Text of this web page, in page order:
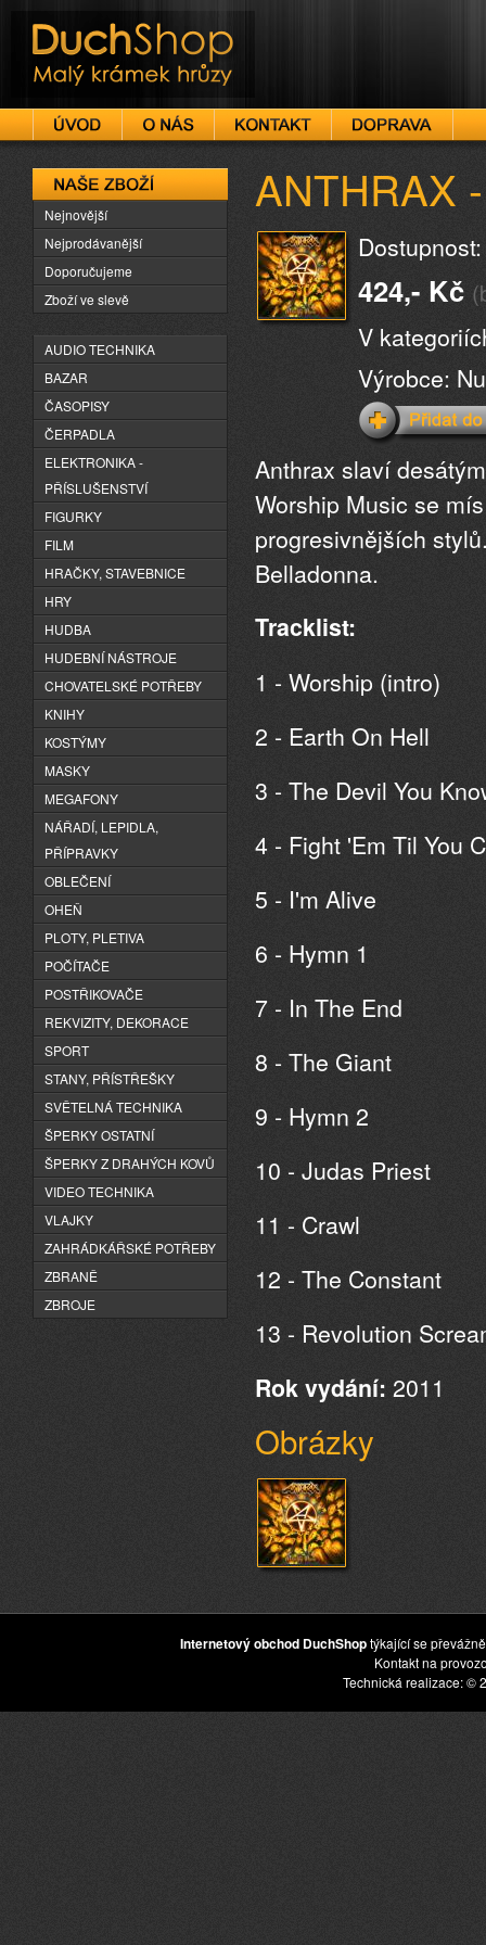
DuchShop
ANTHRAX
424,- Kč
V
Výrobce:
Anthrax slaví
Worship Music se
progresivnějších
Belladonna.
Tracklist:
1 - Worship (intro)
2 - Earth On Hell
3 - The Devil You
4 - Fight 'Em Til You
5 - I'm Alive
6 - Hymn 1
7 - In The End
8 - The Giant
9 - Hymn 2
10 - Judas Priest
11 - Crawl
12 - The Constant
13 - Revolution
Rok vydání: 2011
Obrázky
Naše zboží
Nejnovější
Nejprodávanější
Doporučujeme
Zboží ve slevě
AUDIO TECHNIKA
BAZAR
ČASOPISY
ČERPADLA
ELEKTRONIKA -
PŘÍSLUŠENSTVÍ
FIGURKY
FILM
HRAČKY, STAVEBNICE
HRY
HUDBA
HUDEBNÍ NÁSTROJE
CHOVATELSKÉ POTŘEBY
KNIHY
KOSTÝMY
MASKY
MEGAFONY
NÁŘADÍ, LEPIDLA,
PŘÍPRAVKY
OBLEČENÍ
OHEŇ
PLOTY, PLETIVA
POČÍTAČE
POSTŘIKOVAČE
REKVIZITY, DEKORACE
SPORT
STANY, PŘÍSTŘEŠKY
SVĚTELNÁ TECHNIKA
ŠPERKY OSTATNÍ
ŠPERKY Z DRAHÝCH KOVŮ
VIDEO TECHNIKA
VLAJKY
ZAHRÁDKÁŘSKÉ POTŘEBY
ZBRANĚ
ZBROJE
Internetový obchod DuchShoptýkající se
Kontakt na
Technická realizace: ©